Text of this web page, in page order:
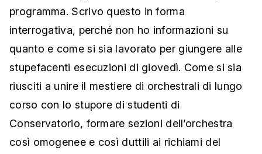
programma. Scrivo questo in forma
interrogativa, perché non ho informazioni su
quanto e come si sia lavorato per giungere alle
stupefacenti esecuzioni di giovedì. Come si sia
riusciti a unire il mestiere di orchestrali di lungo
corso con lo stupore di studenti di
Conservatorio, formare sezioni dell’orchestra
così omogenee e così duttili ai richiami del